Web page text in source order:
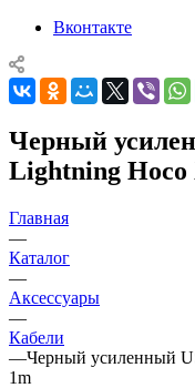
Вконтакте
Черный
Lightning Hoco
Главная
—
Каталог
—
Аксессуары
—
Кабели
—Черный усиленный
1m